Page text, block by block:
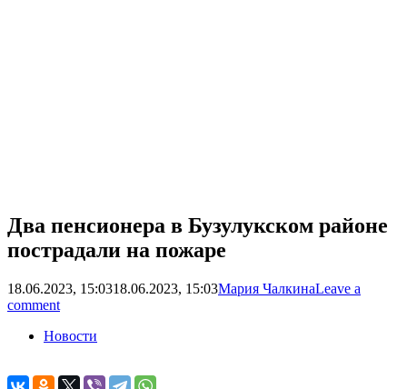
Два пенсионера в Бузулукском районе
пострадали на пожаре
18.06.2023, 15:0318.06.2023, 15:03Мария ЧалкинаLeave a
comment
Новости